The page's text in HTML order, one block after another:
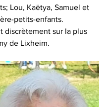
Lou, Kaëtya, Samuel et
petits-enfants.
discrètement sur la plus
de Lixheim.